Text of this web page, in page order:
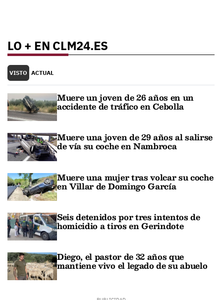
LO + EN CLM24.ES
VISTO ACTUAL
Muere un joven de 26 años en un
accidente de tráfico en Cebolla
Muere una joven de 29 años al salirse
de vía su coche en Nambroca
Muere una mujer tras volcar su coche
en Villar de Domingo García
Seis detenidos por tres intentos de
homicidio a tiros en Gerindote
Diego, el pastor de 32 años que
mantiene vivo el legado de su abuelo